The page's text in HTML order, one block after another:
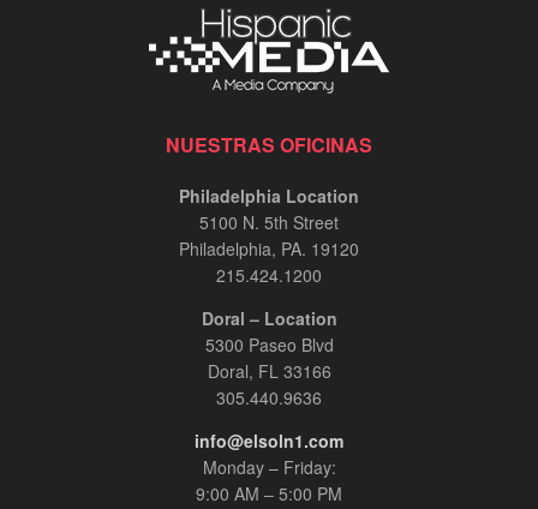
NUESTRAS OFICINAS
Philadelphia Location
5100 N. 5th Street
Philadelphia, PA. 19120
215.424.1200
Doral – Location
5300 Paseo Blvd
Doral, FL 33166
305.440.9636
info@elsoln1.com
Monday – Friday:
9:00 AM – 5:00 PM